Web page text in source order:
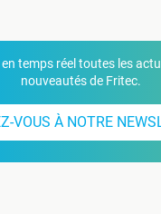
en temps réel toutes les
nouveautés de Fritec.
VOUS À NOTRE